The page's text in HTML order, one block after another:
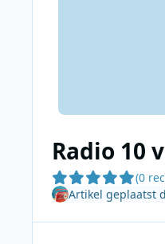
Radio 10
(0
Artikel geplaatst